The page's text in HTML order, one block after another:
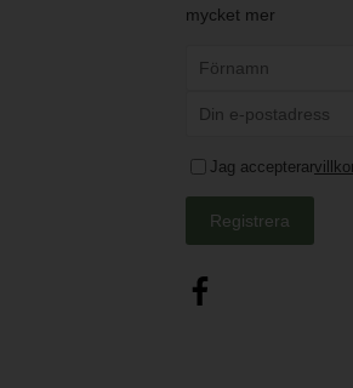
mycket mer
Jag accepterar
Registrera